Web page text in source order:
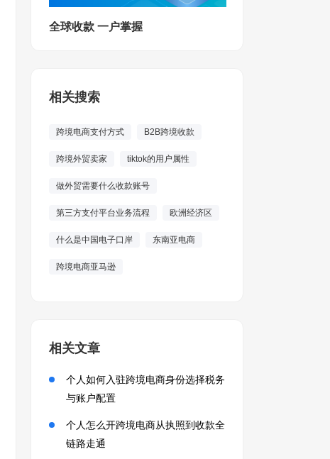
全球收款 一户掌握
相关搜索
跨境电商支付方式 B2B跨境收款
跨境外贸卖家 tiktok的用户属性
做外贸需要什么收款账号
第三方支付平台业务流程 欧洲经济区
什么是中国电子口岸 东南亚电商
跨境电商亚马逊
相关文章
个人如何入驻跨境电商身份选择税务
与账户配置
个人怎么开跨境电商从执照到收款全
链路走通